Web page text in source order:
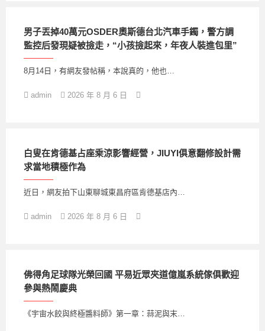
男子丟掉40萬元OSDER奧斯德台北汽車手鐲，警方調
監控后發現疑被撿走，“小孩撿起來，年夜人裝進包里”
8月14日，有網友發帖稱，本說真的，他也…
admin 2026 年 8 月 6 日
白叟在肯德基占座乘涼影響經營，JIUYI俱意翻修設計需
求當地積極作為
近日，網友拍下山東聊城東昌府區肯德基店內…
admin 2026 年 8 月 6 日
佛得角足球隊光榮回國 平易近眾夾道億嵐系統傢俱歡迎
參與熱鬧慶典
《宇宙水餃與終極醬料師》第一章：蒜泥與末…